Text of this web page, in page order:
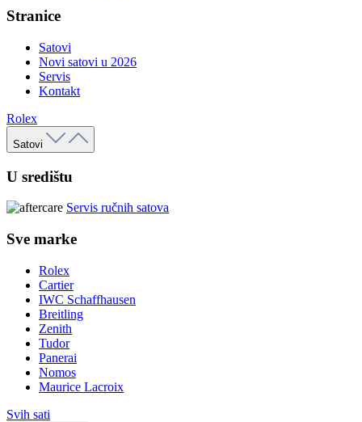
Stranice
Satovi
Novi satovi u 2026
Servis
Kontakt
Rolex
Satovi
U središtu
Servis ručnih satova
Sve marke
Rolex
Cartier
IWC Schaffhausen
Breitling
Zenith
Tudor
Panerai
Nomos
Maurice Lacroix
Svih sati